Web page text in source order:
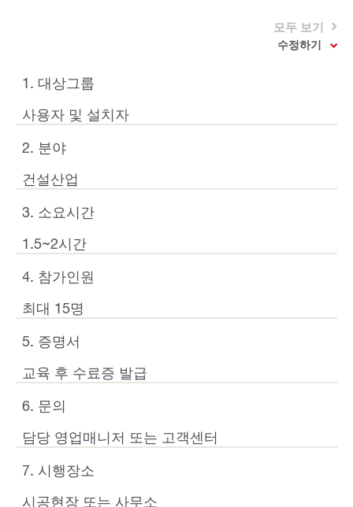
모두 보기
수정하기
1. 대상그룹
사용자 및 설치자
2. 분야
건설산업
3. 소요시간
1.5~2시간
4. 참가인원
최대 15명
5. 증명서
교육 후 수료증 발급
6. 문의
담당 영업매니저 또는 고객센터
7. 시행장소
시공현장 또는 사무소